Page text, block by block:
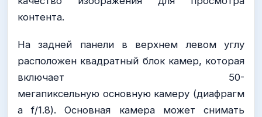
контента.
На задней панели в верхнем левом углу
расположен квадратный блок камер, которая
включает 50-
мегапиксельную основную камеру (диафрагм
а f/1.8). Основная камера может снимать